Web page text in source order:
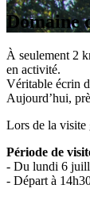
Domaine
À seulement 2
en activité.
Véritable écrin
Aujourd’hui,
Lors de la visite
Période de
- Du lundi 6
- Départ à